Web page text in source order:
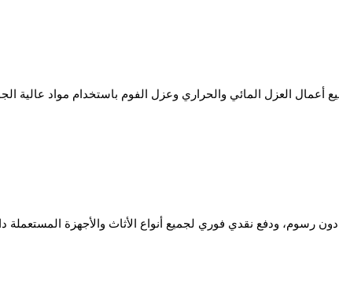
العزل المائي والحراري وعزل الفوم باستخدام مواد عالية
رسوم، ودفع نقدي فوري لجميع أنواع الأثاث والأجهزة المستعملة